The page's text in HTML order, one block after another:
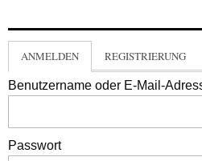
ANMELDEN REGISTRIERUNG
Benutzername oder E-Mail-
Passwort